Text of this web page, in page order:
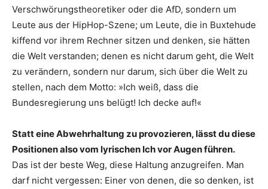
Verschwörungstheoretiker oder die AfD, sondern um
Leute aus der HipHop-Szene; um Leute, die in Buxtehude
kiffend vor ihrem Rechner sitzen und denken, sie hätten
die Welt verstanden; denen es nicht darum geht, die Welt
zu verändern, sondern nur darum, sich über die Welt zu
stellen, nach dem Motto: »Ich weiß, dass die
Bundesregierung uns belügt! Ich decke auf!«
Statt eine Abwehrhaltung zu provozieren, lässt du diese
Positionen also vom lyrischen Ich vor Augen führen.
Das ist der beste Weg, diese Haltung anzugreifen. Man
darf nicht vergessen: Einer von denen, die so denken, ist